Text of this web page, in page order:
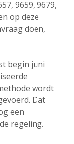
9659, 9679,
op deze
doen,
begin juni
wordt
Dat
een
regeling.